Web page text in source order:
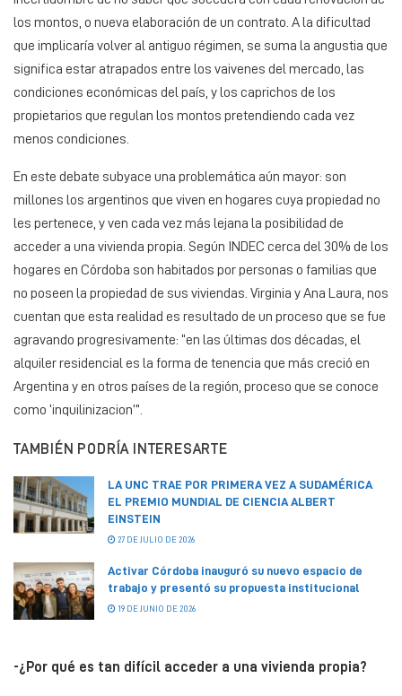
los montos, o nueva elaboración de un contrato. A la dificultad
que implicaría volver al antiguo régimen, se suma la angustia que
significa estar atrapados entre los vaivenes del mercado, las
condiciones económicas del país, y los caprichos de los
propietarios que regulan los montos pretendiendo cada vez
menos condiciones.
En este debate subyace una problemática aún mayor: son
millones los argentinos que viven en hogares cuya propiedad no
les pertenece, y ven cada vez más lejana la posibilidad de
acceder a una vivienda propia. Según INDEC cerca del 30% de los
hogares en Córdoba son habitados por personas o familias que
no poseen la propiedad de sus viviendas. Virginia y Ana Laura, nos
cuentan que esta realidad es resultado de un proceso que se fue
agravando progresivamente: “en las últimas dos décadas, el
alquiler residencial es la forma de tenencia que más creció en
Argentina y en otros países de la región, proceso que se conoce
como ‘inquilinizacion’”.
TAMBIÉN PODRÍA INTERESARTE
LA UNC TRAE POR PRIMERA VEZ A SUDAMÉRICA
EL PREMIO MUNDIAL DE CIENCIA ALBERT
EINSTEIN
27 DE JULIO DE 2026
Activar Córdoba inauguró su nuevo espacio de
trabajo y presentó su propuesta institucional
19 DE JUNIO DE 2026
-¿Por qué es tan difícil acceder a una vivienda propia?